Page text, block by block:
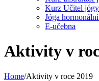
Kurz Učitel
Jóga
E-učebna
Aktivity v
Home/Aktivity v roce 2019